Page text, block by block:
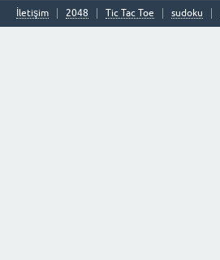
İletişim 2048 Tic Tac Toe sudoku